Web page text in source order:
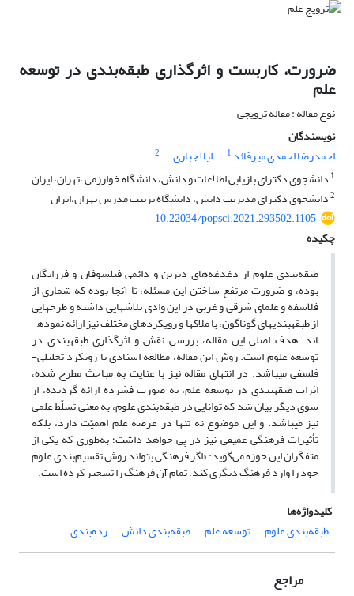
ضرورت، کاربست و اثرگذاری طبقه‌بندی در توسعه
علم
نوع مقاله : مقاله ترویجی
نویسندگان
احمدرضا احمدی میرقائد 1 لیلا جباری
2
1 دانشجوی دکترای بازیابی اطلاعات و دانش، دانشگاه خوارزمی ،تهران، ایران
2دانشجوی دکترای مدیریت دانش، دانشگاه تربیت مدرس تهران،ایران
10.22034/popsci.2021.293502.1105
چکیده
طبقه‌بندی علوم از دغدغه‌های دیرین و دائمی فیلسوفان و فرزانگان
بوده، و ضرورت مرتفع ساختن این مسئله، تا آنجا بوده که شماری از
فلاسفه و علمای شرقی و غربی در این وادی تلاش­هایی داشته و طرح­هایی
از طبقه­بندی­های گوناگون، با ملاکها و رویکردهای مختلف نیز ارائه نموده­
اند. هدف اصلی این مقاله، بررسی نقش و اثرگذاری طبقه­بندی در
توسعه علوم است. روش این مقاله، مطالعه اسنادی با رویکرد تحلیلی-
فلسفی می­باشد. در انتهای مقاله نیز با عنایت به مباحث مطرح شده،
اثرات طبقه­بندی در توسعه علم، به صورت فشرده ارائه گردیده، از
سوی دیگر بیان شد که توانایی در طبقه‌بندی علوم، به معنی تسلّط علمی
نیز می­باشد. و این موضوع نه ‌تنها در عرصه علم اهمیّت دارد، بلکه
تأثیرات فرهنگی عمیقی نیز در پی خواهد داشت؛ به‌طوری که یکی از
متفکّران این حوزه می‌گوید: «اگر فرهنگی بتواند روش تقسیم‌بندی علوم
خود را وارد فرهنگ دیگری کند، تمام آن فرهنگ را تسخیر کرده است.
کلیدواژه‌ها
طبقه‌بندی علوم
توسعه علم طبقه‌بندی دانش رده‌بندی
مراجع